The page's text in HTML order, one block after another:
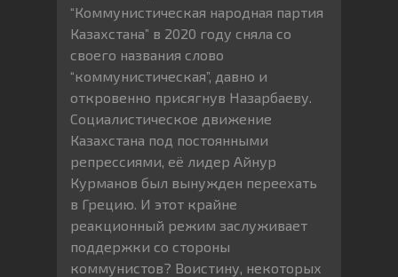
“Коммунистическая народная партия
Казахстана” в 2020 году сняла со
своего названия слово
“коммунистическая”, давно и
откровенно присягнув Назарбаеву.
Социалистическое движение
Казахстана под постоянными
репрессиями, её лидер Айнур
Курманов был вынужден переехать
в Грецию. И этот крайне
реакционный режим заслуживает
поддержки со стороны
коммунистов? Воистину, некоторых